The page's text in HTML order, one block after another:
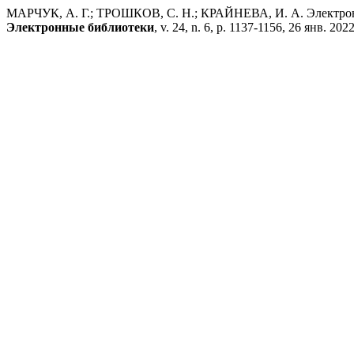
МАРЧУК, А. Г.; ТРОШКОВ, С. Н.; КРАЙНЕВА, И. А.
Электронные библиотеки, v. 24, n. 6, p. 1137-1156, 26 янв.